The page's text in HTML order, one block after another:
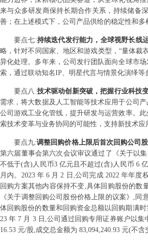
来与众多研发商保持长期合作关系，持续储备
善；在上述模式下，公司产品供给的稳定性和
要点七:持续迭代发行能力，全球视野长线
略，针对不同国家、地区和游戏类型，“量体裁
异化处理。多年来，公司发行团队面向全球市
索，通过联动知名IP、明星代言与情景化演绎
要点 八 :技术驱动创新突破，把握行业科技
需求，将大数据及人工智能等技术应用于公司
公司游戏工业化管线，提升研发与运营效率。
索技术变革与业务协同的可能性，支持新技术
要点九:调整回购价格上限后首次回购公司
第六届董事会第六次会议审议通过了《关于以
不低于(含)人民币3 亿元且不超过(含)人民币 6
月内。2023 年 6 月 2 日,公司完成 2022 年年
回购方案其他内容保持不变,具体回购股份的数
《关于调整回购公司股份价格上限的议案》,
体回购股份的数量和回购资金总额以回购期满
23 年 7 月 3 日,公司通过回购专用证券账户以
16.53 元/股,成交总金额为 83,094,240.93 元(不